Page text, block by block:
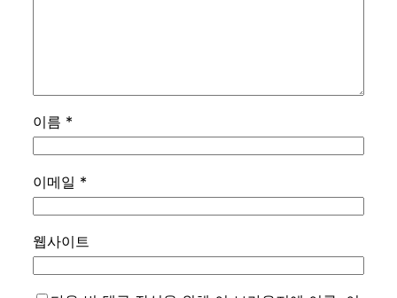
이름 *
이메일 *
웹사이트